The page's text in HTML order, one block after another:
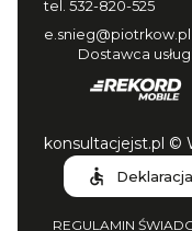
tel. 532-820-525
e.snieg@piotrkow.pl
Dostawca
konsultacjejst.pl ©
REGULAMIN